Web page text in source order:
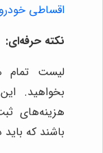
اقساطی خودرو
نکته حرفه‌ای:
لیست تمام
بخواهید.
هزینه‌های
باشند که